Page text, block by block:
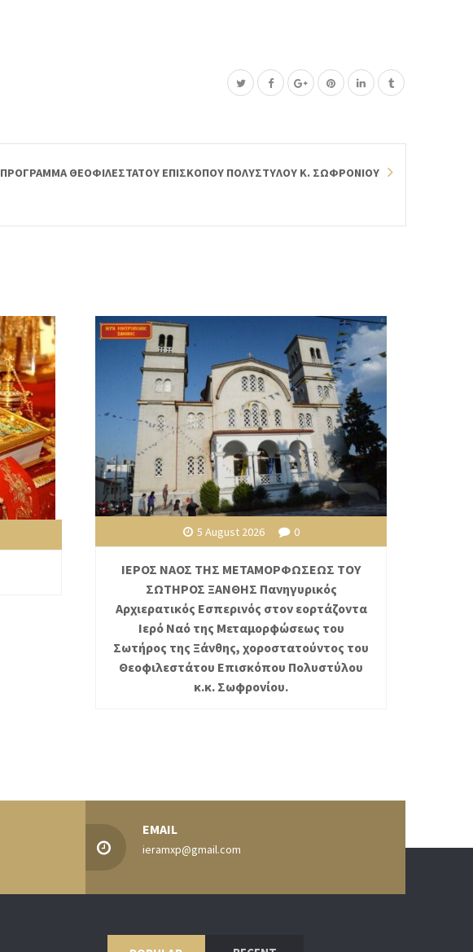
ΠΡΟΓΡΑΜΜΑ ΘΕΟΦΙΛΕΣΤΑΤΟΥ ΕΠΙΣΚΟΠΟΥ ΠΟΛΥΣΤΥΛΟΥ Κ. ΣΩΦΡΟΝΙΟΥ
5 August 2026 0
ΙΕΡΟΣ ΝΑΟΣ ΤΗΣ ΜΕΤΑΜΟΡΦΩΣΕΩΣ ΤΟΥ
ΣΩΤΗΡΟΣ ΞΑΝΘΗΣ Πανηγυρικός
Αρχιερατικός Εσπερινός στον εορτάζοντα
Ιερό Ναό της Μεταμορφώσεως του
Σωτήρος της Ξάνθης, χοροστατούντος του
Θεοφιλεστάτου Επισκόπου Πολυστύλου
κ.κ. Σωφρονίου.
EMAIL
ieramxp@gmail.com